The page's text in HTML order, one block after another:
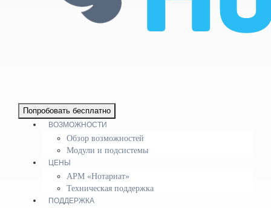
Попробовать бесплатно
ВОЗМОЖНОСТИ
Обзор возможностей
Модули и подсистемы
ЦЕНЫ
АРМ «Нотариат»
Техническая поддержка
ПОДДЕРЖКА